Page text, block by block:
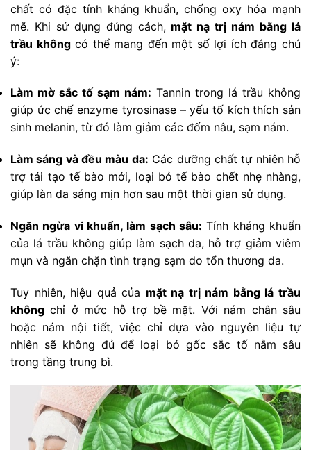
chất có đặc tính kháng khuẩn, chống oxy hóa mạnh
mẽ. Khi sử dụng đúng cách, mặt nạ trị nám bằng lá
trầu khôngcó thể mang đến một số lợi ích đáng chú
ý:
Làm mờ sắc tố sạm nám: Tannin trong lá trầu không
giúp ức chế enzyme tyrosinase – yếu tố kích thích sản
sinh melanin, từ đó làm giảm các đốm nâu, sạm nám.
Làm sáng và đều màu da: Các dưỡng chất tự nhiên hỗ
trợ tái tạo tế bào mới, loại bỏ tế bào chết nhẹ nhàng,
giúp làn da sáng mịn hơn sau một thời gian sử dụng.
Ngăn ngừa vi khuẩn, làm sạch sâu: Tính kháng khuẩn
của lá trầu không giúp làm sạch da, hỗ trợ giảm viêm
mụn và ngăn chặn tình trạng sạm do tổn thương da.
Tuy nhiên, hiệu quả của mặt nạ trị nám bằng lá trầu
không chỉ ở mức hỗ trợ bề mặt. Với nám chân sâu
hoặc nám nội tiết, việc chỉ dựa vào nguyên liệu tự
nhiên sẽ không đủ để loại bỏ gốc sắc tố nằm sâu
trong tầng trung bì.